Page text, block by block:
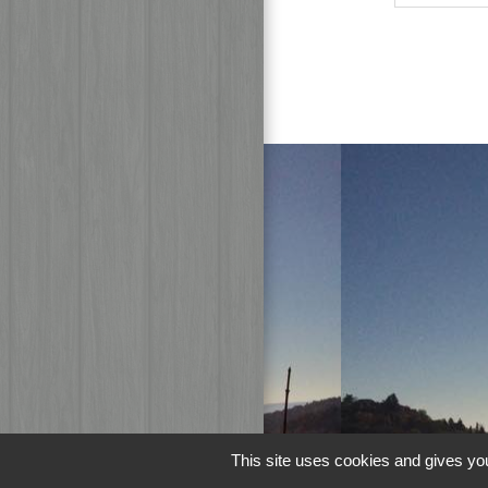
This site uses cookies and gives